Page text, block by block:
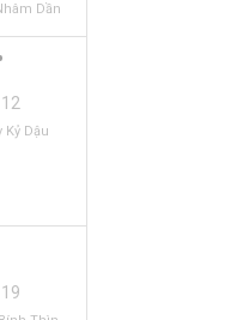
Dần
12
Kỷ Dậu
19